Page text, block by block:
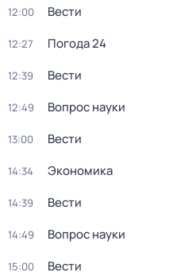
12:00 Вести
12:27 Погода 24
12:39 Вести
12:49 Вопрос науки
13:00 Вести
14:34 Экономика
14:39 Вести
14:49 Вопрос науки
15:00 Вести